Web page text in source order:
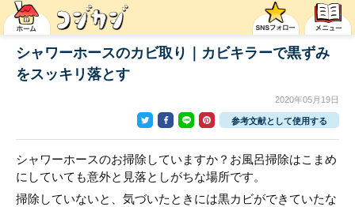
シャワーホースのカビ取り｜カビキラーで黒ずみ
をスッキリ落とす
2020年05月19日
参考文献として使用する
シャワーホースのお掃除していますか？お風呂掃除はこまめ
にしていても意外と見落としがちな場所です。
掃除していないと、気づいたときには黒カビができていたな